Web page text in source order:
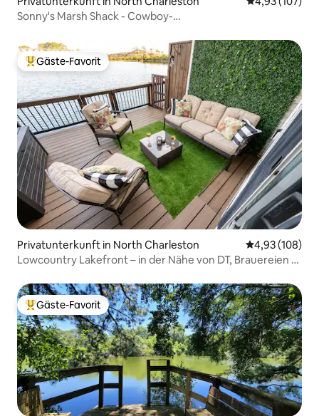
Sonny's Marsh Shack - Cowboy-
Beliebter Gäste-Favorit.
Gäste-Favorit
Privatunterkunft in North Charleston
4,93 (108)
Lowcountry Lakefront – in der Nähe von DT, Brauereien &
Beliebter Gäste-Favorit.
Gäste-Favorit